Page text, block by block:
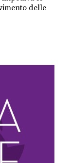
delle